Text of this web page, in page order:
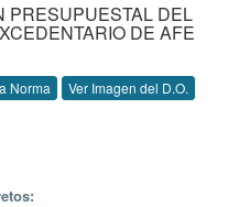
PRESUPUESTAL DEL
DE AFE
Norma Ver Imagen del D.O.